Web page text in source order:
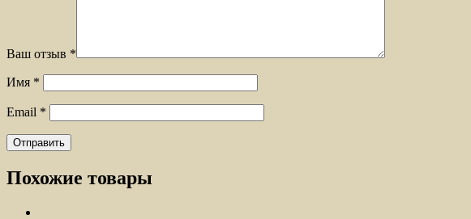
Ваш отзыв *
Имя *
Email *
Похожие товары